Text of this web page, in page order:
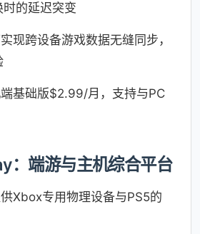
时的延迟突变
现跨设备游戏数据无缝同步，
端基础版$2.99/月，支持与PC
：端游与主机综合平台
Xbox专用物理设备与PS5的